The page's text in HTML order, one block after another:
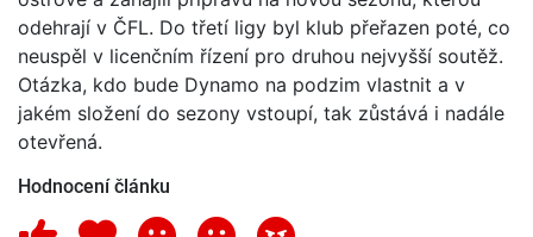
odehrají v ČFL. Do třetí ligy byl klub přeřazen poté, co
neuspěl v licenčním řízení pro druhou nejvyšší soutěž.
Otázka, kdo bude Dynamo na podzim vlastnit a v
jakém složení do sezony vstoupí, tak zůstává i nadále
otevřená.
Hodnocení článku